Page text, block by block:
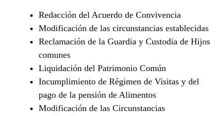
Redacción del Acuerdo de Convivencia
Modificación de las circunstancias establecidas
Reclamación de la Guardia y Custodia de Hijos
comunes
Liquidación del Patrimonio Común
Incumplimiento de Régimen de Visitas y del
pago de la pensión de Alimentos
Modificación de las Circunstancias